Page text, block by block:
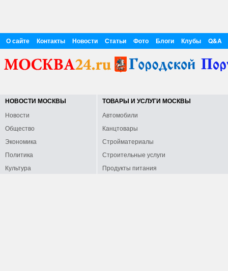
О сайте Контакты Новости Статьи Фото Блоги Клубы Q&A
НОВОСТИ МОСКВЫ
Новости
Общество
Экономика
Политика
Культура
ТОВАРЫ И УСЛУГИ МОСКВЫ
Автомобили
Канцтовары
Стройматериалы
Строительные услуги
Продукты питания